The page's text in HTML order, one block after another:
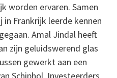
worden ervaren. Samen
Frankrijk leerde kennen
Amal Jindal heeft
zijn geluidswerend glas
gewerkt aan een